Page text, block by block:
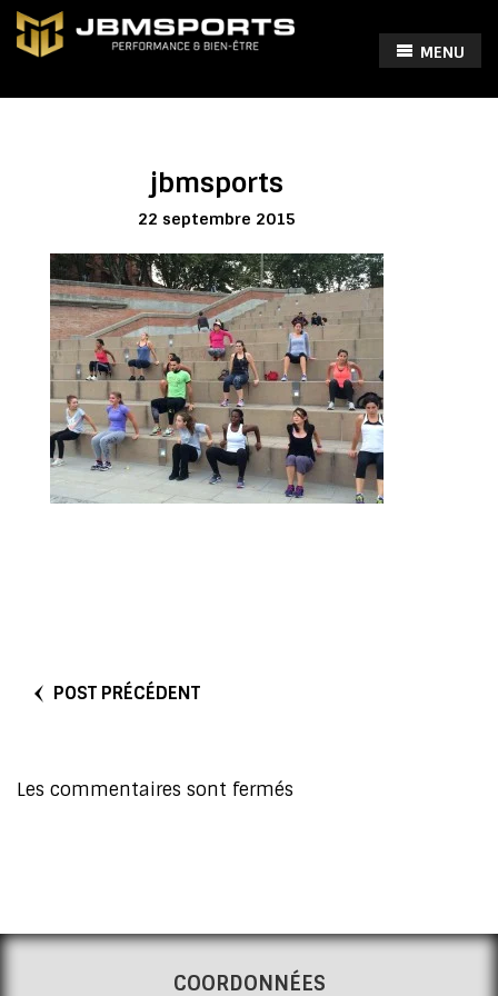
MENU
jbmsports
22 septembre 2015
POST PRÉCÉDENT
Les commentaires sont fermés
COORDONNÉES